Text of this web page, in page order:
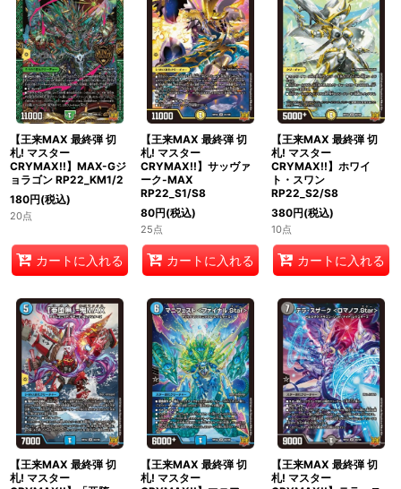
【王来MAX 最終弾 切
札! マスター
CRYMAX!!】MAX-Gジ
ョラゴン RP22_KM1/2
180円(税込)
20点
カートに入れる
【王来MAX 最終弾 切
札! マスター
CRYMAX!!】サッヴァ
ーク-MAX
RP22_S1/S8
80円(税込)
25点
カートに入れる
【王来MAX 最終弾 切
札! マスター
CRYMAX!!】ホワイ
ト・スワン
RP22_S2/S8
380円(税込)
10点
カートに入れる
【王来MAX 最終弾 切
札! マスター
【王来MAX 最終弾 切
札! マスター
【王来MAX 最終弾 切
札! マスター